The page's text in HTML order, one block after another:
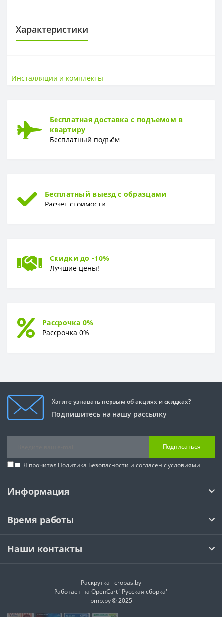
Характеристики
Высота
Инсталляции и комплекты
Бесплатная доставка с подъемом в
квартиру
Бесплатный подъём
Бесплатный выезд с образцами
Расчёт стоимости
Скидки до -10%
Лучшие цены!
Рассрочка 0%
Рассрочка 0%
Хотите узнавать первым об акциях и скидках?
Подпишитесь на нашу рассылку
Подписаться
Я прочитал Политика Безопасности и согласен с условиями
Информация
Время работы
Наши контакты
Раскрутка -cropas.by
Работает на OpenCart "Русская сборка"
bmb.by © 2025